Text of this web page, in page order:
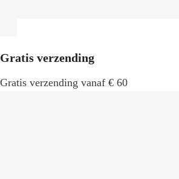
Gratis verzending
Gratis verzending vanaf € 60